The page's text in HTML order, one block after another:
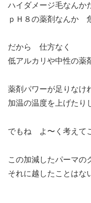
ハイダメージ毛なんか
ｐＨ８の薬剤なんか
だから 仕方なく
低アルカリや中性の薬
薬剤パワーが足りなけ
加温の温度を上げたり
でもね よ〜く考えて
この加減したパーマの
それに越したことはな